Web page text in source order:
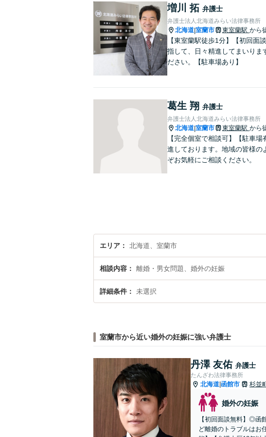
増川 拓 弁護士
弁護士法人北海道みらい法律事務所
北海道|室蘭市 東室蘭駅 から
【東室蘭駅徒歩1分】【初回面
指して、日々精進してまいりま
ださい。【駐車場あり】
葛生 翔 弁護士
弁護士法人北海道みらい法律事務所
北海道|室蘭市 東室蘭駅 から
【完全個室で相談可】【駐車
進しております。地域の皆様の
ぞお気軽にご相談ください。
エリア 北海道、室蘭市
相談内容 離婚・男女問題、婚外の妊娠
詳細条件 未選択
室蘭市から近い婚外の妊娠に強い弁護士
丹澤 友佑 弁護士
たんざわ法律事務所
北海道 函館市 杉並
婚外の妊娠
【初回面談無料】◎函
ど離婚のトラブルはお